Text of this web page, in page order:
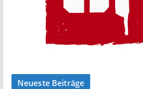
Neueste Beiträge